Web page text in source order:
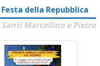
della Repubblica
Santi Marcellino e Pietro